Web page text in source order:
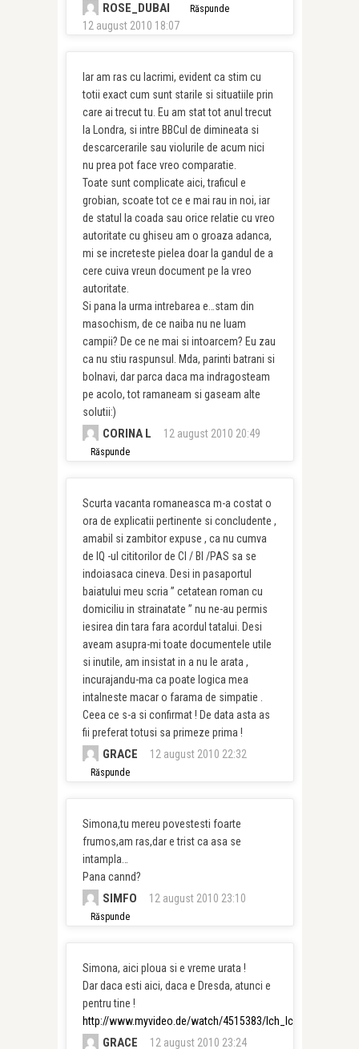
ROSE_DUBAI
12 august 2010 18:07
Răspunde
Iar am ras cu lacrimi, evident ca stim cu
totii exact cum sunt starile si situatiile prin
care ai trecut tu. Eu am stat tot anul trecut
la Londra, si intre BBCul de dimineata si
descarcerarile sau violurile de acum nici
nu prea pot face vreo comparatie.
Toate sunt complicate aici, traficul e
grobian, scoate tot ce e mai rau in noi, iar
de statul la coada sau orice relatie cu vreo
autoritate cu ghiseu am o groaza adanca,
mi se increteste pielea doar la gandul de a
cere cuiva vreun document pe la vreo
autoritate.
Si pana la urma intrebarea e…stam din
masochism, de ce naiba nu ne luam
campii? De ce ne mai si intoarcem? Eu zau
ca nu stiu raspunsul. Mda, parinti batrani si
bolnavi, dar parca daca ma indragosteam
pe acolo, tot ramaneam si gaseam alte
solutii:)
CORINA L 12 august 2010 20:49
Răspunde
Scurta vacanta romaneasca m-a costat o
ora de explicatii pertinente si concludente ,
amabil si zambitor expuse , ca nu cumva
de IQ -ul cititorilor de CI / BI /PAS sa se
indoiasaca cineva. Desi in pasaportul
baiatului meu scria ” cetatean roman cu
domiciliu in strainatate ” nu ne-au permis
iesirea din tara fara acordul tatalui. Desi
aveam asupra-mi toate documentele utile
si inutile, am insistat in a nu le arata ,
incurajandu-ma ca poate logica mea
intalneste macar o farama de simpatie .
Ceea ce s-a si confirmat ! De data asta as
fii preferat totusi sa primeze prima !
GRACE 12 august 2010 22:32
Răspunde
Simona,tu mereu povestesti foarte
frumos,am ras,dar e trist ca asa se
intampla…
Pana cannd?
SIMFO 12 august 2010 23:10
Răspunde
Simona, aici ploua si e vreme urata !
Dar daca esti aici, daca e Dresda, atunci e
pentru tine !
http://www.myvideo.de/watch/4515383/
GRACE 12 august 2010 23:24